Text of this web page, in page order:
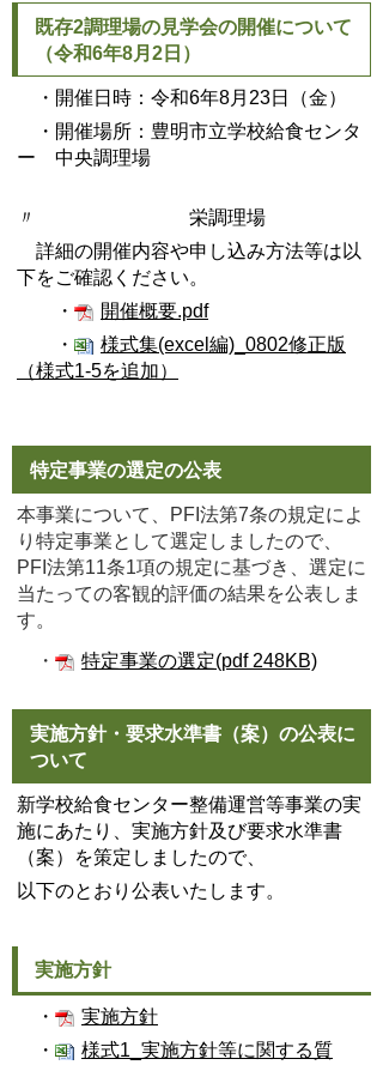
既存2調理場の見学会の開催について
（令和6年8月2日）
・開催日時：令和6年8月23日（金）
・開催場所：豊明市立学校給食センタ
ー 中央調理場
〃 栄調理場
詳細の開催内容や申し込み方法等は以
下をご確認ください。
・
開催概要.pdf
・
様式集(excel編)_0802修正版
（様式1-5を追加）
特定事業の選定の公表
本事業について、PFI法第7条の規定によ
り特定事業として選定しましたので、
PFI法第11条1項の規定に基づき、選定に
当たっての客観的評価の結果を公表しま
す。
・
特定事業の選定(pdf 248KB)
実施方針・要求水準書（案）の公表に
ついて
新学校給食センター整備運営等事業の実
施にあたり、実施方針及び要求水準書
（案）を策定しましたので、
以下のとおり公表いたします。
実施方針
・
実施方針
・
様式1_実施方針等に関する質